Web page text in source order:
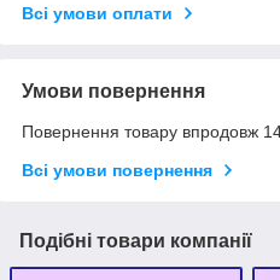
Всі умови оплати
Умови повернення
Повернення товару впродовж
Всі умови повернення
Подібні товари компанії